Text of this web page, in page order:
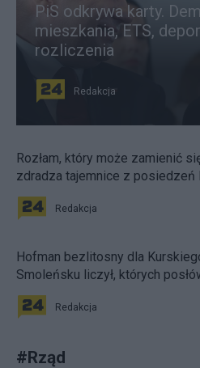
PiS odkrywa karty.
mieszkania, ETS,
rozliczenia
Redakcja
Rozłam, który może zamienić
zdradza tajemnice z posiedzeń
Redakcja
Hofman bezlitosny dla
Smoleńsku liczył, których
Redakcja
#Rząd